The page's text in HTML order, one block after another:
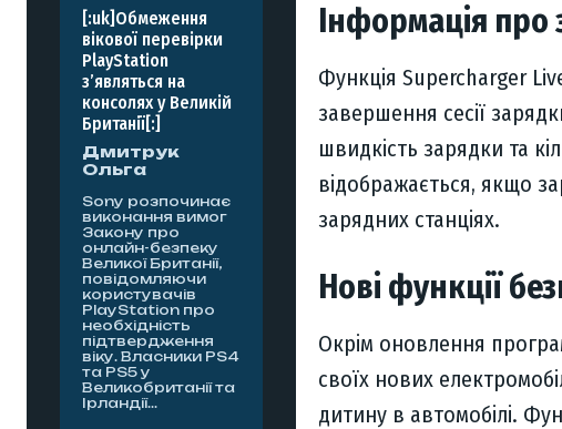
[:uk]Обмеження
вікової перевірки
PlayStation
з’являться на
консолях у Великій
Британії[:]
Дмитрук
Ольга
Sony розпочинає
виконання вимог
Закону про
онлайн-безпеку
Великої Британії,
повідомляючи
користувачів
PlayStation про
необхідність
підтвердження
віку. Власники PS4
та PS5 у
Великобританії та
Ірландії...
Інформація про
Функція Supercharger
завершення сесії
швидкість зарядки та
відображається, якщо
зарядних станціях.
Нові функції
Окрім оновлення
своїх нових
дитину в автомобілі.